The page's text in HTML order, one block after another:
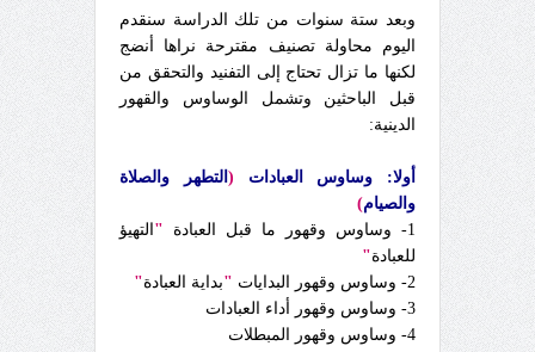
وبعد ستة سنوات من تلك الدراسة سنقدم
اليوم محاولة تصنيف مقترحة نراها أنضج
لكنها ما تزال تحتاج إلى التفنيد والتحقق من
قبل الباحثين وتشمل الوساوس والقهور
الدينية:
أولا: وساوس العبادات ( التطهر والصلاة
والصيام)
1- وساوس وقهور ما قبل العبادة
" التهيؤ
للعبادة"
2- وساوس وقهور البدايات
"بداية العبادة"
3- وساوس وقهور أداء العبادات
4- وساوس وقهور المبطلات